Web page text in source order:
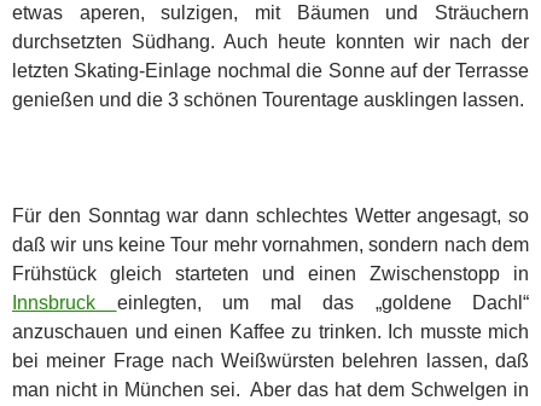
etwas aperen, sulzigen, mit Bäumen und Sträuchern
durchsetzten Südhang. Auch heute konnten wir nach der
letzten Skating-Einlage nochmal die Sonne auf der Terrasse
genießen und die 3 schönen Tourentage ausklingen lassen.
Für den Sonntag war dann schlechtes Wetter angesagt, so
daß wir uns keine Tour mehr vornahmen, sondern nach dem
Frühstück gleich starteten und einen Zwischenstopp in
Innsbruck einlegten, um mal das „goldene Dachl“
anzuschauen und einen Kaffee zu trinken. Ich musste mich
bei meiner Frage nach Weißwürsten belehren lassen, daß
man nicht in München sei. Aber das hat dem Schwelgen in